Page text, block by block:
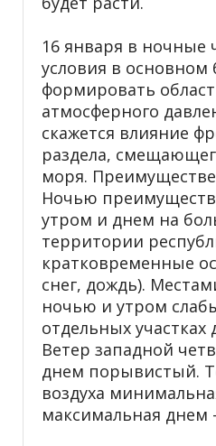
16 января в ночные
условия в основном
формировать
атмосферного
скажется влияние
раздела,
моря.
Ночью
утром и днем на
территории
кратковременные
снег, дождь).
ночью и утром
отдельных участках
Ветер западной
днем порывистый.
воздуха
максимальная днем -